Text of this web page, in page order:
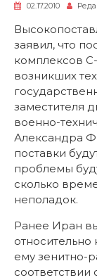
02.17.2010
заявил, что
комплексов
возникших
заместителя
военно-
Александра
поставки
проблемы
сколько
неполадок.
Ранее Иран
ему зенитно-
соответствии